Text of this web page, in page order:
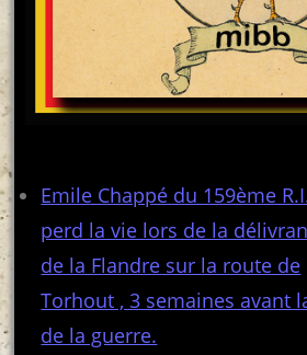
Emile Chappé du 159ème
perd la vie lors de la
de la Flandre sur la route de
Torhout , 3 semaines avant
de la guerre.